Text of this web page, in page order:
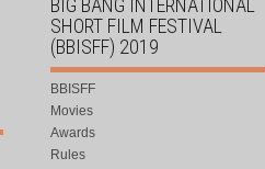
BIG BANG INTERNATIONAL
SHORT FILM FESTIVAL
(BBISFF) 2019
BBISFF
Movies
Awards
Rules